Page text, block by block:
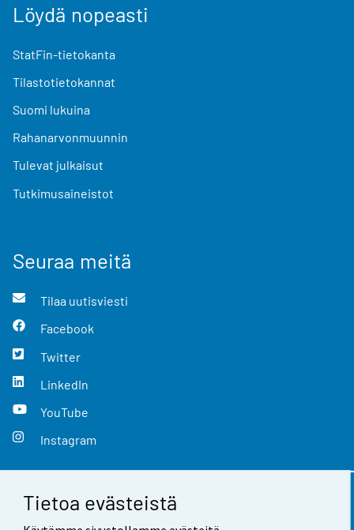
Tietoa evästeistä
Löydä nopeasti
StatFin-tietokanta
Tilastotietokannat
Suomi lukuina
Rahanarvonmuunnin
Tulevat julkaisut
Tutkimusaineistot
Seuraa meitä
Tilaa uutisviesti
Facebook
Twitter
LinkedIn
YouTube
Instagram
Yhteystiedot